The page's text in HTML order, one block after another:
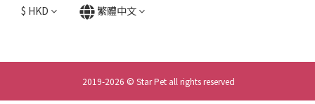
$ HKD 繁體中文
2019-2026 © Star Pet all rights reserved